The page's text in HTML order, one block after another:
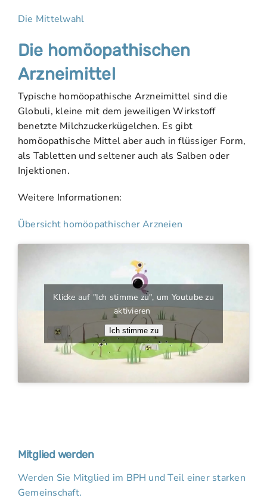
Die Mittelwahl
Die homöopathischen
Arzneimittel
Typische homöopathische Arzneimittel sind die
Globuli, kleine mit dem jeweiligen Wirkstoff
benetzte Milchzuckerkügelchen. Es gibt
homöopathische Mittel aber auch in flüssiger Form,
als Tabletten und seltener auch als Salben oder
Injektionen.
Weitere Informationen:
Übersicht homöopathischer Arzneien
Klicke auf "Ich stimme zu", um Youtube zu
aktivieren
Ich stimme zu
Mitglied werden
Werden Sie Mitglied im BPH und Teil einer starken
Gemeinschaft.